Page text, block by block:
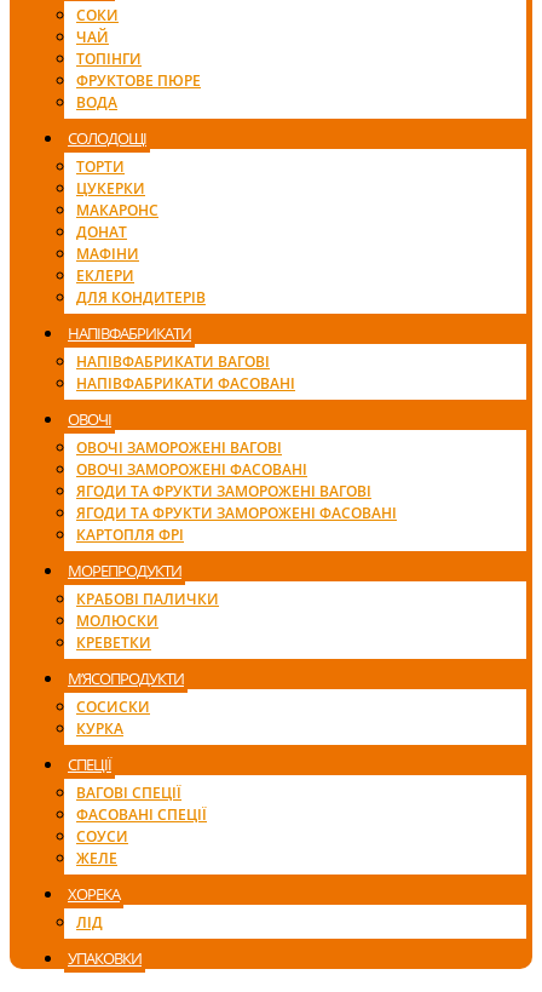
СОКИ
ЧАЙ
ТОПІНГИ
ФРУКТОВЕ ПЮРЕ
ВОДА
СОЛОДОЩІ
ТОРТИ
ЦУКЕРКИ
МАКАРОНС
ДОНАТ
МАФІНИ
ЕКЛЕРИ
ДЛЯ КОНДИТЕРІВ
НАПІВФАБРИКАТИ
НАПІВФАБРИКАТИ ВАГОВІ
НАПІВФАБРИКАТИ ФАСОВАНІ
ОВОЧІ
ОВОЧІ ЗАМОРОЖЕНІ ВАГОВІ
ОВОЧІ ЗАМОРОЖЕНІ ФАСОВАНІ
ЯГОДИ ТА ФРУКТИ ЗАМОРОЖЕНІ ВАГОВІ
ЯГОДИ ТА ФРУКТИ ЗАМОРОЖЕНІ ФАСОВАНІ
КАРТОПЛЯ ФРІ
МОРЕПРОДУКТИ
КРАБОВІ ПАЛИЧКИ
МОЛЮСКИ
КРЕВЕТКИ
М’ЯСОПРОДУКТИ
СОСИСКИ
КУРКА
СПЕЦІЇ
ВАГОВІ СПЕЦІЇ
ФАСОВАНІ СПЕЦІЇ
СОУСИ
ЖЕЛЕ
ХОРЕКА
ЛІД
УПАКОВКИ